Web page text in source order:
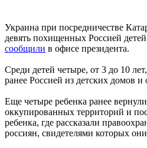
Украина при посредничестве
девять похищенных Россией
сообщили в офисе президента.
Среди детей четыре, от 3 до 10
ранее Россией из детских домов и
Еще четыре ребенка ранее
оккупированных территорий и
ребенка, где рассказали
россиян, свидетелями которых